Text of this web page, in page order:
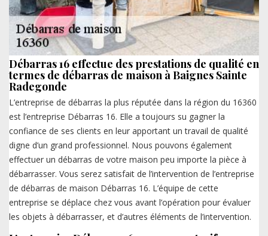
Débarras 16 effectue des prestations de qualité en
termes de débarras de maison à Baignes Sainte
Radegonde
L’entreprise de débarras la plus réputée dans la région du 16360
est l’entreprise Débarras 16. Elle a toujours su gagner la
confiance de ses clients en leur apportant un travail de qualité
digne d’un grand professionnel. Nous pouvons également
effectuer un débarras de votre maison peu importe la pièce à
débarrasser. Vous serez satisfait de l’intervention de l’entreprise
de débarras de maison Débarras 16. L’équipe de cette
entreprise se déplace chez vous avant l’opération pour évaluer
les objets à débarrasser, et d’autres éléments de l’intervention.